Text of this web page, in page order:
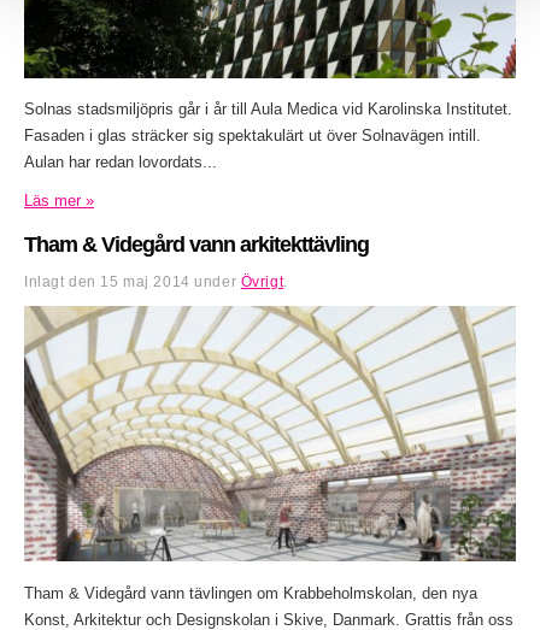
Solnas stadsmiljöpris går i år till Aula Medica vid Karolinska Institutet.
Fasaden i glas sträcker sig spektakulärt ut över Solnavägen intill.
Aulan har redan lovordats...
Läs mer »
Tham & Videgård vann arkitekttävling
Inlagt den 15 maj 2014 under Övrigt.
Tham & Videgård vann tävlingen om Krabbeholmskolan, den nya
Konst, Arkitektur och Designskolan i Skive, Danmark. Grattis från oss